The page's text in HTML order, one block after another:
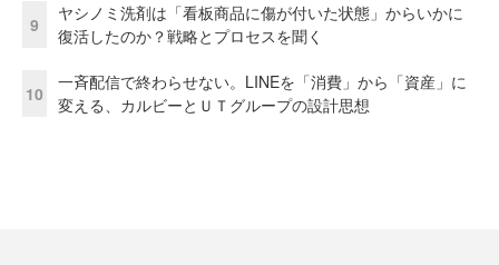
9
ヤシノミ洗剤は「看板商品に傷が付いた状態」からいかに
復活したのか？戦略とプロセスを聞く
10
一斉配信で終わらせない。LINEを「消費」から「資産」に
変える、カルビーとＵＴグループの設計思想